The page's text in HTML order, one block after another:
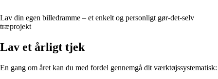
Lav din egen billedramme – et enkelt og personligt gør-det-selv
træprojekt
Lav et årligt tjek
En gang om året kan du med fordel gennemgå dit værktøjssystematisk: